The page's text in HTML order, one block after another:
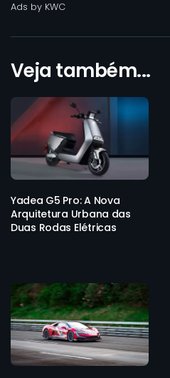
Ads by KWC
Veja também...
Yadea G5 Pro: A Nova
Arquitetura Urbana das
Duas Rodas Elétricas